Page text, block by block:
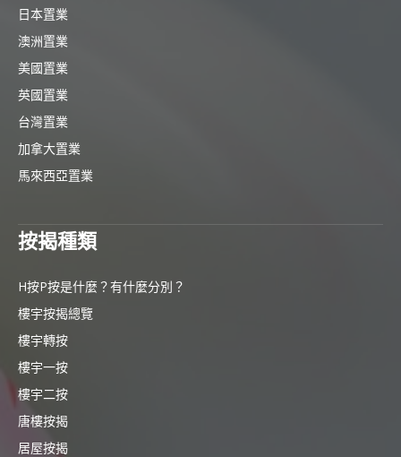
日本置業
澳洲置業
美國置業
英國置業
台灣置業
加拿大置業
馬來西亞置業
按揭種類
H按P按是什麼？有什麼分別？
樓宇按揭總覽
樓宇轉按
樓宇一按
樓宇二按
唐樓按揭
居屋按揭